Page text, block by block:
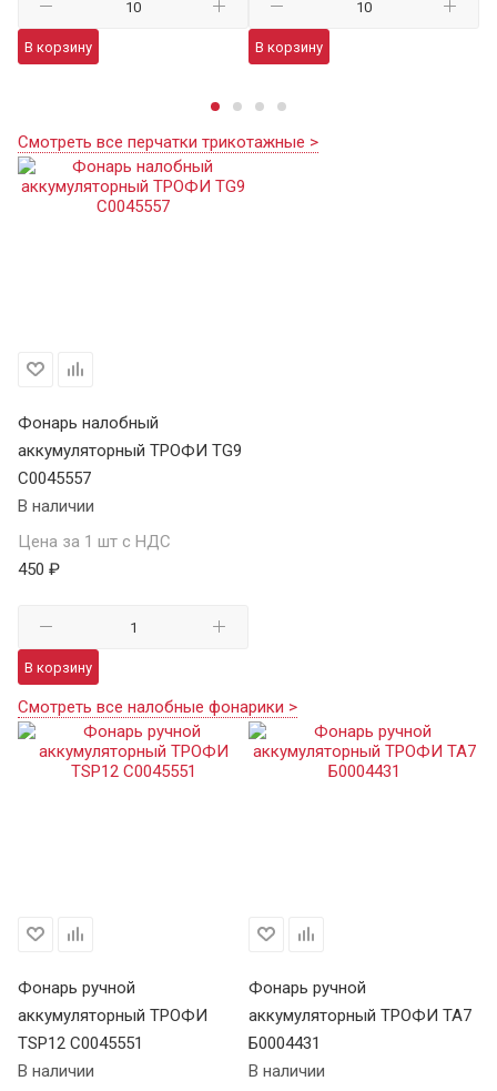
В корзину В корзину
Смотреть все перчатки трикотажные >
Фонарь налобный
аккумуляторный ТРОФИ TG9
C0045557
В наличии
Цена за 1 шт с НДС
450 ₽
В корзину
Смотреть все налобные фонарики >
Фонарь ручной
аккумуляторный ТРОФИ
TSP12 C0045551
В наличии
Фонарь ручной
аккумуляторный ТРОФИ TA7
Б0004431
В наличии